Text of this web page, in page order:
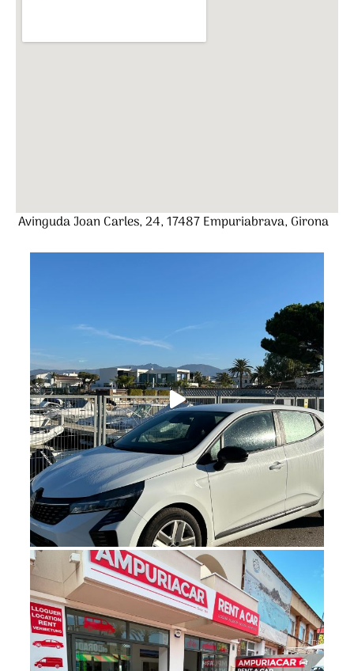
Avinguda Joan Carles, 24, 17487 Empuriabrava, Girona